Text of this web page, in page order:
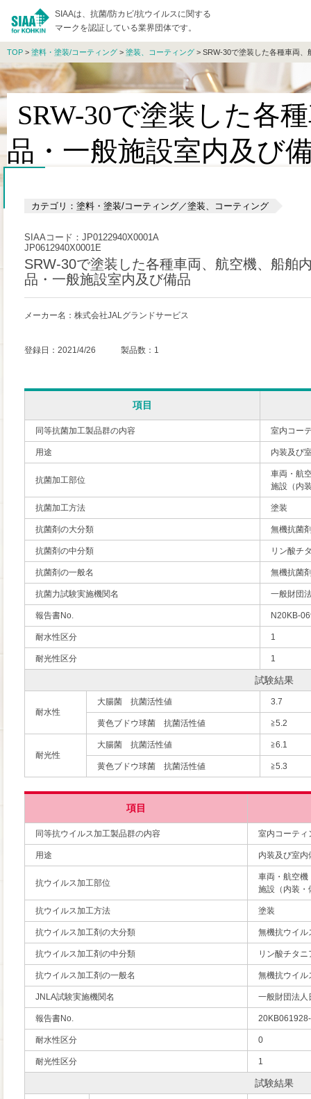
SIAAは、抗菌/防カビ/抗ウイルスに関する
マークを認証している業界団体です。
TOP > 塗料・塗装/コーティング > 塗装、コーティング > SRW-30で塗装した各種車両
SRW-30で塗装した各
品・一般施設室内及び
カテゴリ：塗料・塗装/コーティング／塗装、コーティング
SIAAコード：JP0122940X0001A
JP0612940X0001E
SRW-30で塗装した各種車両、航空機、船舶
品・一般施設室内及び備品
メーカー名：株式会社JALグランドサービス
登録日：2021/4/26 製品数：1
項目
同等抗菌加工製品群の内容 室内コー
用途 内装及び
抗菌加工部位
車両・航
施設（内
抗菌加工方法 塗装
抗菌剤の大分類 無機抗菌
抗菌剤の中分類 リン酸チ
抗菌剤の一般名 無機抗菌
抗菌力試験実施機関名 一般財団
報告書No. N20KB-
耐水性区分 1
耐光性区分 1
試験結果
耐水性
大腸菌 抗菌活性値 3.7
黄色ブドウ球菌 抗菌活性値 ≧5.2
耐光性
大腸菌 抗菌活性値 ≧6.1
黄色ブドウ球菌 抗菌活性値 ≧5.3
項目
同等抗ウイルス加工製品群の内容 室内コーティ
用途 内装及び室内
抗ウイルス加工部位
車両・航空機
施設（内装・
抗ウイルス加工方法 塗装
抗ウイルス加工剤の大分類 無機抗ウイル
抗ウイルス加工剤の中分類 リン酸チタニ
抗ウイルス加工剤の一般名 無機抗ウイル
JNLA試験実施機関名 一般財団法人
報告書No.
耐水性区分 0
耐光性区分 1
試験結果